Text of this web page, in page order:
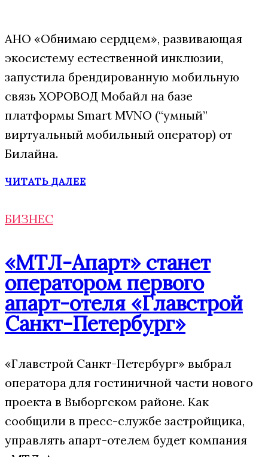
АНО «Обнимаю сердцем», развивающая
экосистему естественной инклюзии,
запустила брендированную мобильную
связь ХОРОВОД Мобайл на базе
платформы Smart MVNO (“умный”
виртуальный мобильный оператор) от
Билайна.
ЧИТАТЬ ДАЛЕЕ
БИЗНЕС
«МТЛ-Апарт» станет
оператором первого
апарт-отеля «Главстрой
Санкт-Петербург»
«Главстрой Санкт-Петербург» выбрал
оператора для гостиничной части нового
проекта в Выборгском районе. Как
сообщили в пресс-службе застройщика,
управлять апарт-отелем будет компания